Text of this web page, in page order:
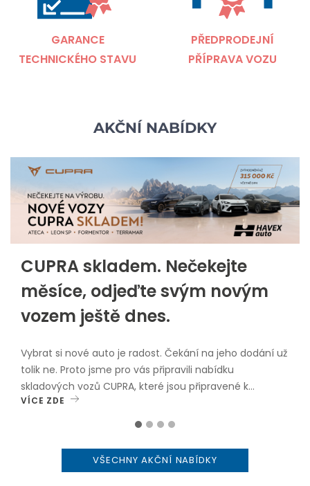
GARANCE
TECHNICKÉHO STAVU
PŘEDPRODEJNÍ
PŘÍPRAVA VOZU
AKČNÍ NABÍDKY
CUPRA skladem. Nečekejte
měsíce, odjeďte svým novým
vozem ještě dnes.
Vybrat si nové auto je radost. Čekání na jeho dodání už
tolik ne. Proto jsme pro vás připravili nabídku
skladových vozů CUPRA, které jsou připravené k
okamžitému odběru.V nabídce najdete oblíbené
nyní navíc pořídíte se zvýhodněním až 315 000 Kč
včetně DPH.Proč zvolit vůz skladem? okamžitý odběr
VÍCE ZDE
VŠECHNY AKČNÍ NABÍDKY